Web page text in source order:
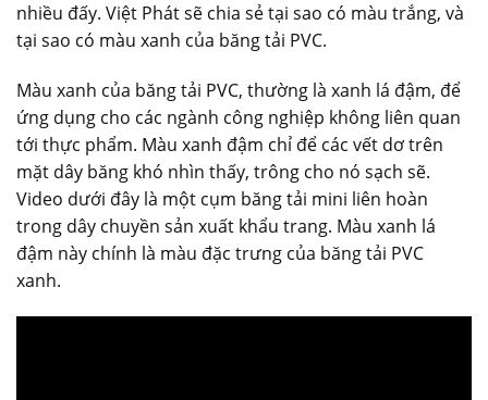
nhiều đấy. Việt Phát sẽ chia sẻ tại sao có màu trắng, và
tại sao có màu xanh của băng tải PVC.
Màu xanh của băng tải PVC, thường là xanh lá đậm, để
ứng dụng cho các ngành công nghiệp không liên quan
tới thực phẩm. Màu xanh đậm chỉ để các vết dơ trên
mặt dây băng khó nhìn thấy, trông cho nó sạch sẽ.
Video dưới đây là một cụm băng tải mini liên hoàn
trong dây chuyền sản xuất khẩu trang. Màu xanh lá
đậm này chính là màu đặc trưng của băng tải PVC
xanh.